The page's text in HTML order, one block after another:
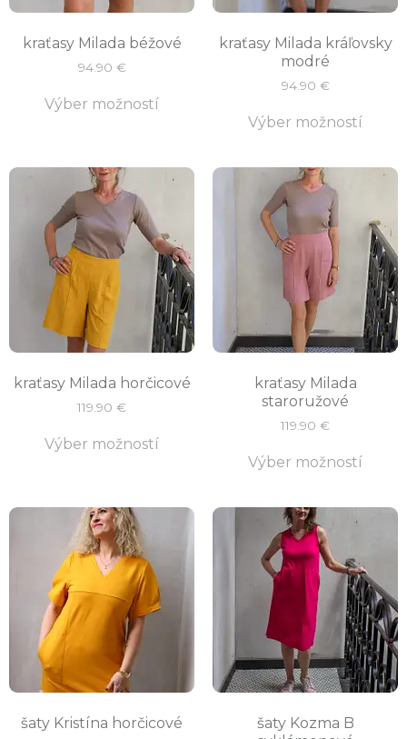
kraťasy Milada béžové
94.90 €
Výber možností
kraťasy Milada kráľovsky
modré
94.90 €
Výber možností
kraťasy Milada horčicové
119.90 €
Výber možností
kraťasy Milada
staroružové
119.90 €
Výber možností
šaty Kristína horčicové
šaty Kozma B